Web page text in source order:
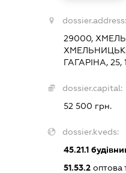
dossier.address:
29000,
ГАГАРІНА, 25,
dossier.capital:
52 500 грн.
dossier.kveds:
45.21.1
51.53.2 оптова